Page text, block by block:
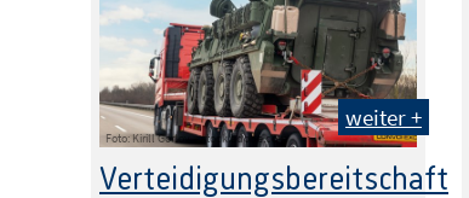
Foto: Kirill Gorlov – stock.adobe.com
weiter +
Verteidigungsbereitschaft